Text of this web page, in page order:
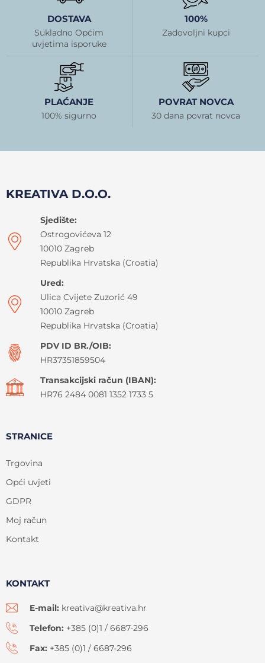
DOSTAVA
Sukladno Općim
uvjetima isporuke
100%
Zadovoljni kupci
PLAĆANJE
100% sigurno
POVRAT NOVCA
30 dana povrat novca
KREATIVA D.O.O.
Sjedište:
Ostrogovićeva 12
10010 Zagreb
Republika Hrvatska (Croatia)
Ured:
Ulica Cvijete Zuzorić 49
10010 Zagreb
Republika Hrvatska (Croatia)
PDV ID BR./OIB:
HR37351859504
Transakcijski račun (IBAN):
HR76 2484 0081 1352 1733 5
STRANICE
Trgovina
Opći uvjeti
GDPR
Moj račun
Kontakt
KONTAKT
E-mail: kreativa@kreativa.hr
Telefon: +385 (0)1 / 6687-296
Fax: +385 (0)1 / 6687-296